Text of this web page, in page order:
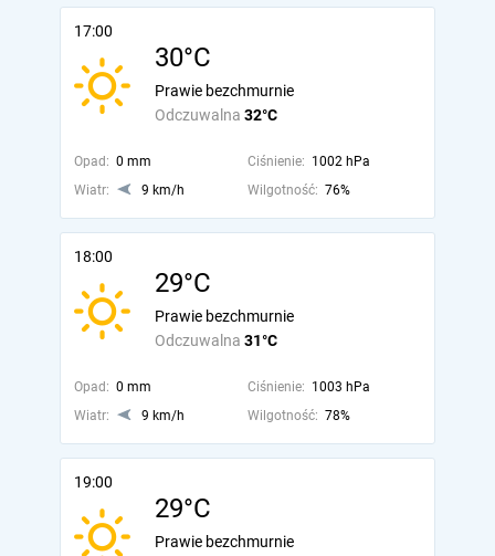
17:00
30°C
Odczuwalna 32°C
Prawie bezchmurnie
Opad: 0 mm Ciśnienie: 1002 hPa
Wiatr:
9 km/h Wilgotność: 76%
18:00
29°C
Odczuwalna 31°C
Prawie bezchmurnie
Opad: 0 mm Ciśnienie: 1003 hPa
Wiatr:
9 km/h Wilgotność: 78%
19:00
29°C
Prawie bezchmurnie